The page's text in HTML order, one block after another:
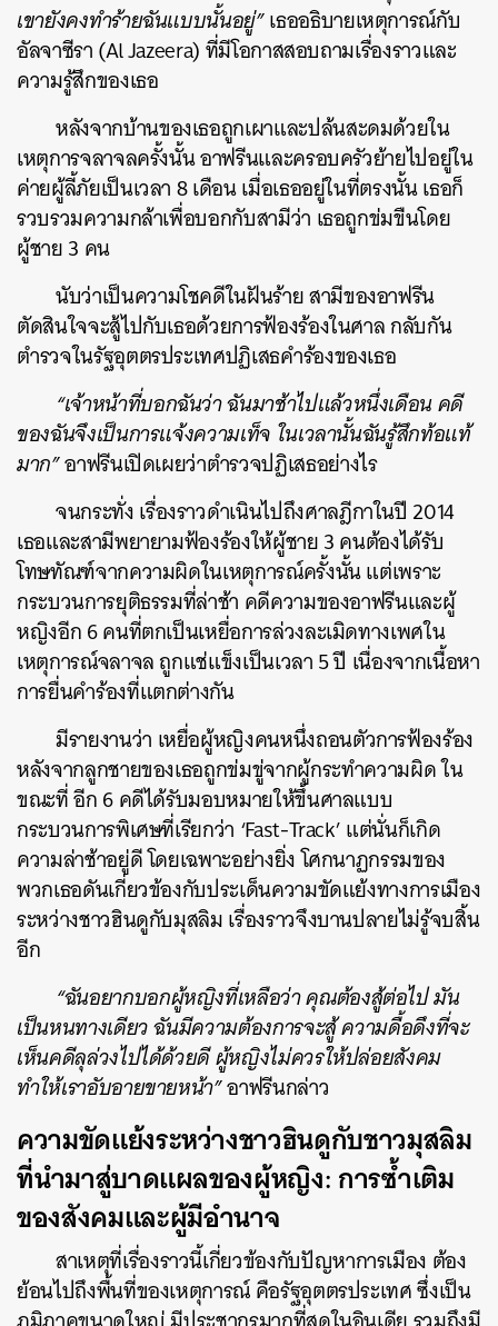
เขายังคงทำร้ายฉันแบบนั้นอยู่”เธออธิบายเหตุการณ์กับ
อัลจาซีรา (Al Jazeera) ที่มีโอกาสสอบถามเรื่องราวและ
ความรู้สึกของเธอ
หลังจากบ้านของเธอถูกเผาและปล้นสะดมด้วยใน
เหตุการจลาจลครั้งนั้น อาฟรีนและครอบครัวย้ายไปอยู่ใน
ค่ายผู้ลี้ภัยเป็นเวลา 8 เดือน เมื่อเธออยู่ในที่ตรงนั้น เธอก็
รวบรวมความกล้าเพื่อบอกกับสามีว่า เธอถูกข่มขืนโดย
ผู้ชาย 3 คน
นับว่าเป็นความโชคดีในฝันร้าย สามีของอาฟรีน
ตัดสินใจจะสู้ไปกับเธอด้วยการฟ้องร้องในศาล กลับกัน
ตำรวจในรัฐอุตตรประเทศปฏิเสธคำร้องของเธอ
“เจ้าหน้าที่บอกฉันว่า ฉันมาช้าไปแล้วหนึ่งเดือน คดี
ของฉันจึงเป็นการแจ้งความเท็จ ในเวลานั้นฉันรู้สึกท้อแท้
มาก”อาฟรีนเปิดเผยว่าตำรวจปฏิเสธอย่างไร
จนกระทั่ง เรื่องราวดำเนินไปถึงศาลฎีกาในปี 2014
เธอและสามีพยายามฟ้องร้องให้ผู้ชาย 3 คนต้องได้รับ
โทษทัณฑ์จากความผิดในเหตุการณ์ครั้งนั้น แต่เพราะ
กระบวนการยุติธรรมที่ล่าช้า คดีความของอาฟรีนและผู้
หญิงอีก 6 คนที่ตกเป็นเหยื่อการล่วงละเมิดทางเพศใน
เหตุการณ์จลาจล ถูกแช่แข็งเป็นเวลา 5 ปี เนื่องจากเนื้อหา
การยื่นคำร้องที่แตกต่างกัน
มีรายงานว่า เหยื่อผู้หญิงคนหนึ่งถอนตัวการฟ้องร้อง
หลังจากลูกชายของเธอถูกข่มขู่จากผู้กระทำความผิด ใน
ขณะที่ อีก 6 คดีได้รับมอบหมายให้ขึ้นศาลแบบ
กระบวนการพิเศษที่เรียกว่า ‘Fast-Track’ แต่นั่นก็เกิด
ความล่าช้าอยู่ดี โดยเฉพาะอย่างยิ่ง โศกนาฏกรรมของ
พวกเธอดันเกี่ยวข้องกับประเด็นความขัดแย้งทางการเมือง
ระหว่างชาวฮินดูกับมุสลิม เรื่องราวจึงบานปลายไม่รู้จบสิ้น
อีก
“ฉันอยากบอกผู้หญิงที่เหลือว่า คุณต้องสู้ต่อไป มัน
เป็นหนทางเดียว ฉันมีความต้องการจะสู้ ความดื้อดึงที่จะ
เห็นคดีลุล่วงไปได้ด้วยดี ผู้หญิงไม่ควรให้ปล่อยสังคม
ทำให้เราอับอายขายหน้า”อาฟรีนกล่าว
ความขัดแย้งระหว่างชาวฮินดูกับชาวมุสลิม
ที่นำมาสู่บาดแผลของผู้หญิง: การซ้ำเติม
ของสังคมและผู้มีอำนาจ
สาเหตุที่เรื่องราวนี้เกี่ยวข้องกับปัญหาการเมือง ต้อง
ย้อนไปถึงพื้นที่ของเหตุการณ์ คือรัฐอุตตรประเทศ ซึ่งเป็น